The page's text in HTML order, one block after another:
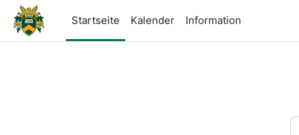
Zum Hauptinhalt
Startseite
Kalender Information